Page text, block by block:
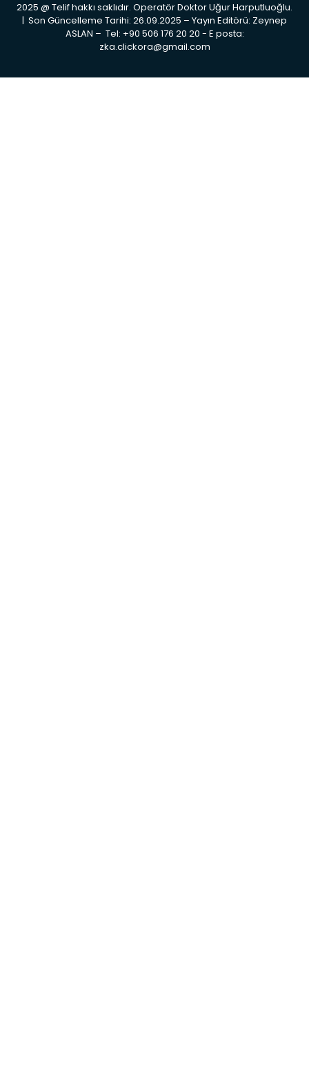
2025 @ Telif hakkı saklıdır. Operatör Doktor Uğur Harputluoğlu.
| Son Güncelleme Tarihi: 26.09.2025 – Yayın Editörü: Zeynep
ASLAN – Tel: +90 506 176 20 20 ‬- E posta:
zka.clickora@gmail.com